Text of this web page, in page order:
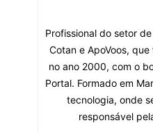
Profissional do setor
Cotan e ApoVoos,
no ano 2000, com o
Portal. Formado em
tecnologia, onde
responsável